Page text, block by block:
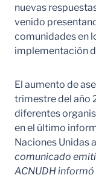
nuevas
venido
comunidades en
implementación
El aumento de
trimestre del año
diferentes
en el último
Naciones Unidas
comunicado
ACNUDH informó